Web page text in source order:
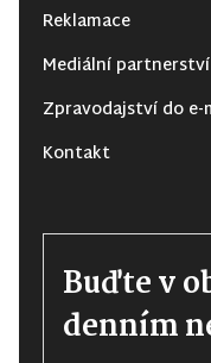
Reklamace
Mediální partnerství
Zpravodajství do e-
Kontakt
Buďte v
denním